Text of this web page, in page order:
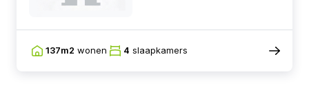
137m2 wonen 4 slaapkamers